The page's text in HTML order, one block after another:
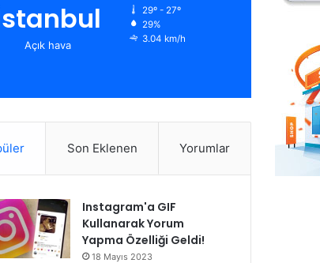
Açık hava
29º - 27º
29%
3.04 km/h
Son Eklenen Yorumlar
Instagram'a GIF
Kullanarak Yorum
Yapma Özelliği Geldi!
18 Mayıs 2023